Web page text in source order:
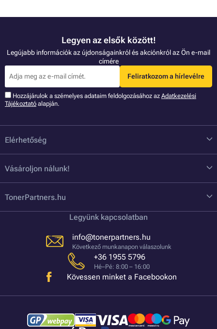
Legyen az elsők között!
Legújabb információk az újdonságainkról és akciónkról az Ön e-mail
címére
Feliratkozom a hírlevélre
Hozzájárulok a szémelyes adataim feldolgozásához az Adatkezelési
Tájékoztató alapján.
Elérhetőség
Vásároljon nálunk!
TonerPartners.hu
Legyünk kapcsolatban
info@tonerpartners.hu
Következő munkanapon válaszolunk
+36 1955 5796
Hé–Pé: 8:00 – 16:00
Kövessen minket a Facebookon